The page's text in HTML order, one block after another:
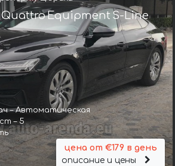
Quattro Equipment S-Line
– Автоматическая
– 5
цена от €179 в день
описание и цены